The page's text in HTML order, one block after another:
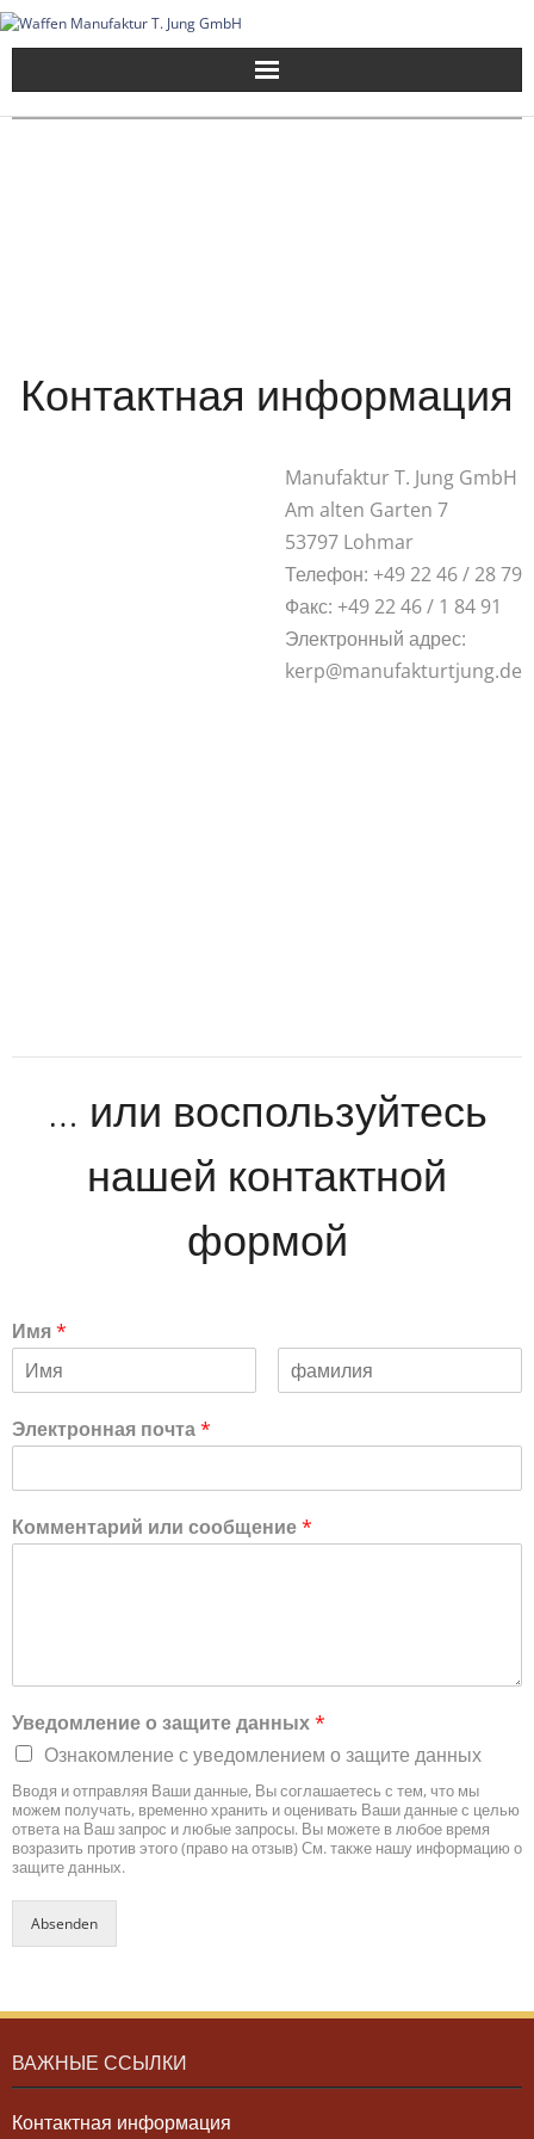
Skip
Контактная информация
Manufaktur T. Jung GmbH
Am alten Garten 7
53797 Lohmar
Телефон: +49 22 46 / 28 79
Факс: +49 22 46 / 1 84 91
Электронный адрес:
kerp@manufakturtjung.de
… или воспользуйтесь
нашей контактной
формой
Имя*
Электронная почта*
Комментарий или сообщение*
Уведомление о защите данных*
Ознакомление с уведомлением о защите данных
Вводя и отправляя Ваши данные, Вы соглашаетесь с тем, что мы
можем получать, временно хранить и оценивать Ваши данные с целью
ответа на Ваш запрос и любые запросы. Вы можете в любое время
возразить против этого (право на отзыв) См. также нашу информацию о
защите данных.
Absenden
ВАЖНЫЕ ССЫЛКИ
Контактная информация